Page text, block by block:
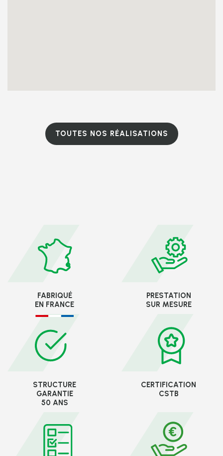
TOUTES NOS RÉALISATIONS
FABRIQUÉ
EN FRANCE
PRESTATION
SUR MESURE
STRUCTURE
GARANTIE
50 ANS
CERTIFICATION
CSTB